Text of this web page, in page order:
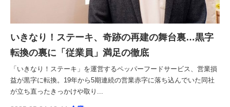
いきなり！ステーキ、奇跡の再建の舞台裏…黒字
転換の裏に「従業員」満足の徹底
「いきなり！ステーキ」を運営するペッパーフードサービス、営業損
益が黒字に転換。19年から5期連続の営業赤字に落ち込んでいた同社
が立ち直ったきっかけや取り...